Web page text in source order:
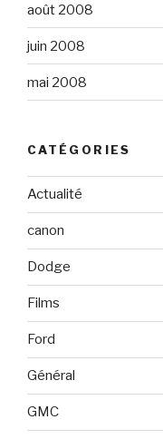
août 2008
juin 2008
mai 2008
CATÉGORIES
Actualité
canon
Dodge
Films
Ford
Général
GMC